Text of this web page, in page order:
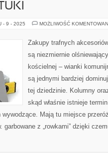
- 9 - 2025 MOŻLIWOŚĆ
Zakupy trafnych
są niezmiernie
kościelnej – wianki
są jednymi bardziej
tej dziedzinie. Kolumny
skąd właśnie istnieje
Mają tu miejsce
z „rowkami” dzięki